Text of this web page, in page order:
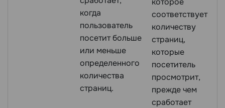
когда
пользователь
посетит больше
или меньше
определенного
количества
страниц.
соответствует
количеству
страниц,
которые
посетитель
просмотрит,
прежде чем
сработает